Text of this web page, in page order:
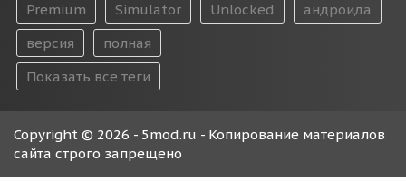
Premium
Simulator Unlocked
андроида
версия
полная
Показать все теги
Copyright © 2026 - 5mod.ru - Копирование материалов
сайта строго запрещено